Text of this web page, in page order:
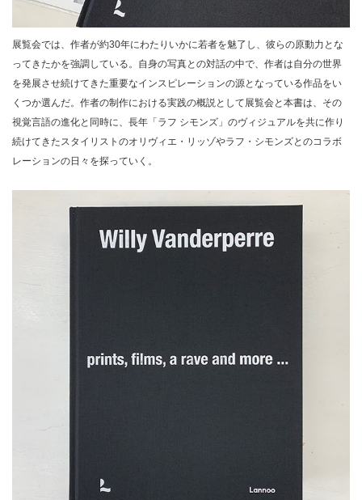
展覧会では、作者が約30年にわたりいかに若者を魅了し、彼らの原動力とな
ってきたかを強調している。自身の写真との対話の中で、作者は自分の世界
を発展させ続けてきた重要なインスピレーションの源となっている作品をい
くつか選んだ。作者の制作における実践の概説として展覧会と本書は、その
視覚言語の進化と同時に、長年「ラフ シモンズ」のヴィジュアルを共に作り
続けてきたスタイリストのオリヴィエ・リッゾやラフ・シモンズとのコラボ
レーションの日々を探っていく。